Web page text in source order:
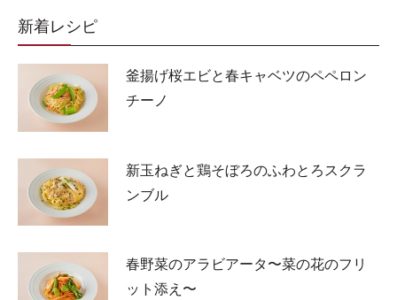
新着レシピ
釜揚げ桜エビと春キャベツのペペロン
チーノ
新玉ねぎと鶏そぼろのふわとろスクラ
ンブル
春野菜のアラビアータ〜菜の花のフリ
ット添え〜